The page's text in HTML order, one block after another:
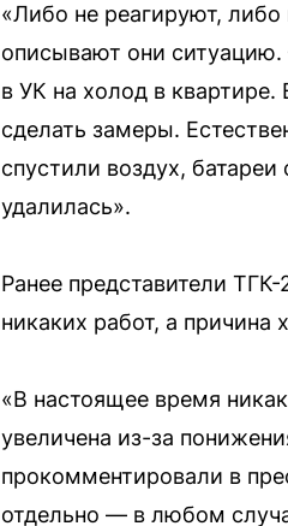
«Либо не реагируют,
описывают они
в УК на холод в
сделать замеры.
спустили воздух,
удалилась».
Ранее представители
никаких работ, а
«В настоящее время
увеличена из-за
прокомментировали в
отдельно — в любом